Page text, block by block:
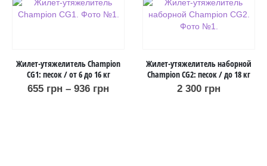
Жилет-утяжелитель Champion
CG1: песок / от 6 до 16 кг
655 грн – 936 грн
Жилет-утяжелитель наборной
Champion CG2: песок / до 18 кг
2 300 грн